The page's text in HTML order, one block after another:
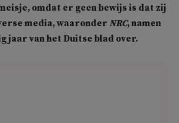
omdat er geen bewijs is dat zij
media, waaronder NRC, namen
jaar van het Duitse blad over.